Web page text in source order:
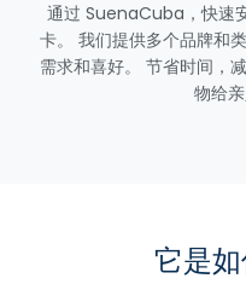
通过 SuenaCuba，快速
卡。 我们提供多个品牌和
需求和喜好。 节省时间，
物给亲
它是